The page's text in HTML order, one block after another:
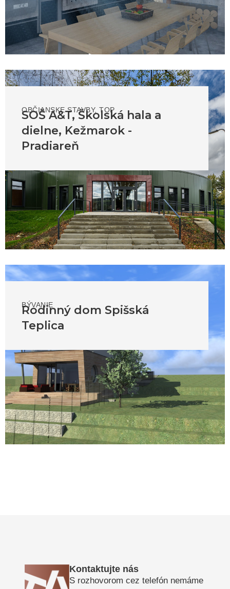
OBČIANSKE STAVBY, TOP
SOŠ A&T, Školská hala a
dielne, Kežmarok -
Pradiareň
BÝVANIE
Rodinný dom Spišská
Teplica
Kontaktujte nás
S rozhovorom cez telefón nemáme